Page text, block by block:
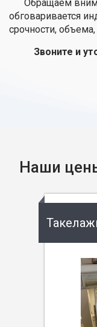
Обращаем
обговаривается
срочности,
Звоните и
Наши